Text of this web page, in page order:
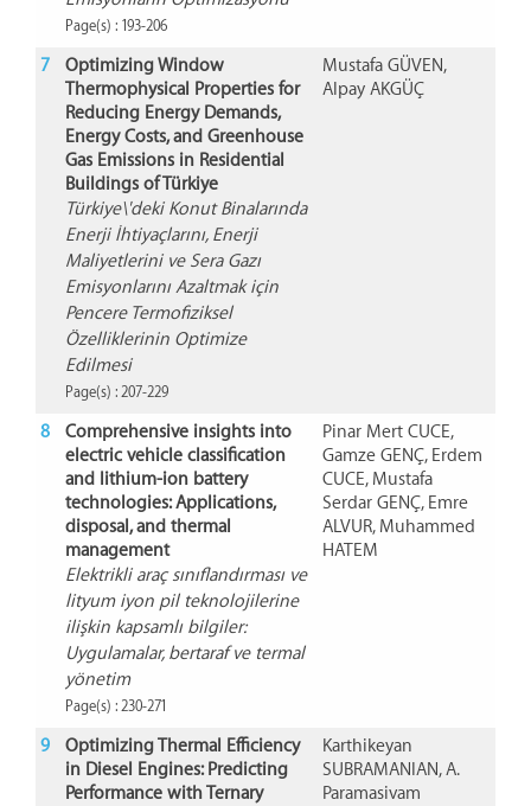
Page(s) : 193-206
7
Optimizing Window
Thermophysical Properties for
Reducing Energy Demands,
Energy Costs, and Greenhouse
Gas Emissions in Residential
Buildings of Türkiye
Türkiye\'deki Konut Binalarında
Enerji İhtiyaçlarını, Enerji
Maliyetlerini ve Sera Gazı
Emisyonlarını Azaltmak için
Pencere Termofiziksel
Özelliklerinin Optimize
Edilmesi
Page(s) : 207-229
Mustafa GÜVEN,
Alpay AKGÜÇ
8
Comprehensive insights into
electric vehicle classification
and lithium-ion battery
technologies: Applications,
disposal, and thermal
management
Elektrikli araç sınıflandırması ve
lityum iyon pil teknolojilerine
ilişkin kapsamlı bilgiler:
Uygulamalar, bertaraf ve termal
yönetim
Page(s) : 230-271
Pinar Mert CUCE,
Gamze GENÇ, Erdem
CUCE, Mustafa
Serdar GENÇ, Emre
ALVUR, Muhammed
HATEM
9
Optimizing Thermal Efficiency
in Diesel Engines: Predicting
Performance with Ternary
Karthikeyan
SUBRAMANIAN, A.
Paramasivam